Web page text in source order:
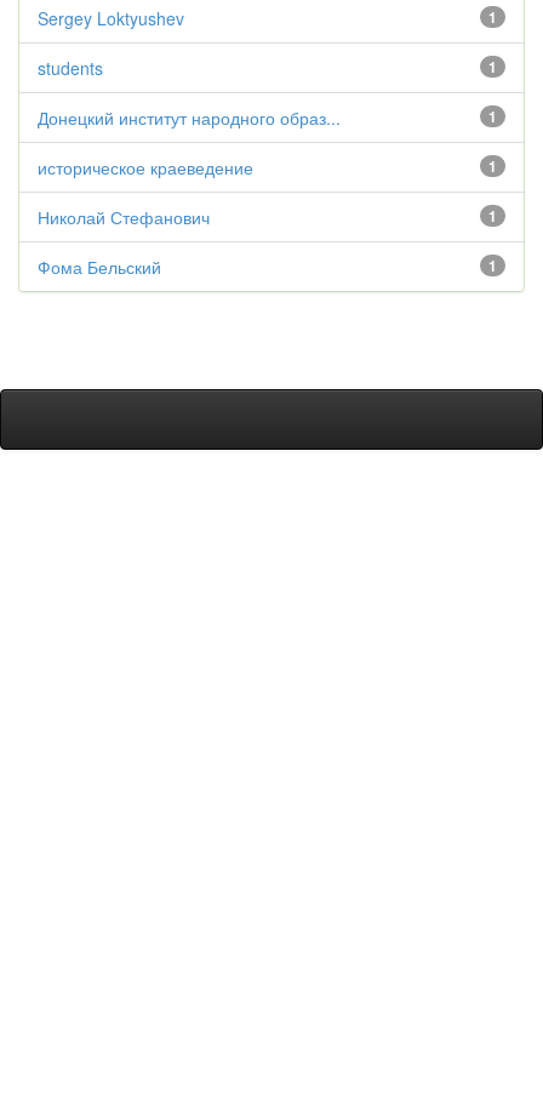
1
Sergey Loktyushev
1
students
1
Донецкий институт народного образ...
1
историческое краеведение
1
Николай Стефанович
1
Фома Бельский